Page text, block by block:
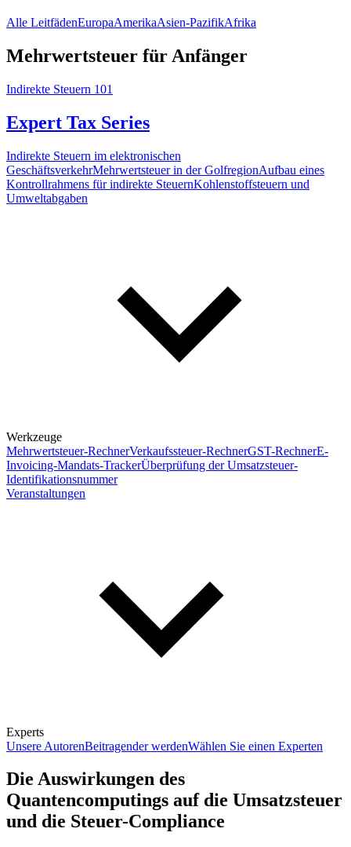
Alle LeitfädenEuropaAmerikaAsien-PazifikAfrika
Mehrwertsteuer für Anfänger
Indirekte Steuern 101
Expert Tax Series
Indirekte Steuern im elektronischen
GeschäftsverkehrMehrwertsteuer in der GolfregionAufbau eines
Kontrollrahmens für indirekte SteuernKohlenstoffsteuern und
Umweltabgaben
Werkzeuge
Mehrwertsteuer-RechnerVerkaufssteuer-RechnerGST-RechnerE-
Invoicing-Mandats-TrackerÜberprüfung der Umsatzsteuer-
Identifikationsnummer
Veranstaltungen
Experts
Unsere AutorenBeitragender werdenWählen Sie einen Experten
Die Auswirkungen des
Quantencomputings auf die Umsatzsteuer
und die Steuer-Compliance